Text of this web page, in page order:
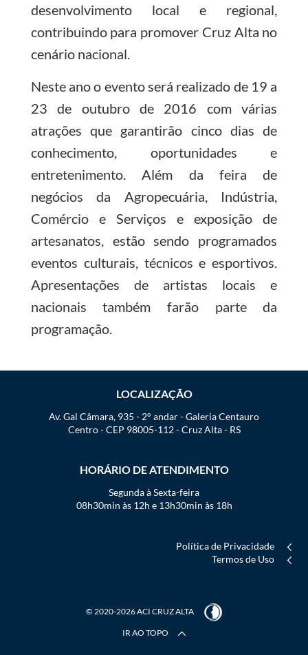
desenvolvimento local e regional,
contribuindo para promover Cruz Alta no
cenário nacional.
Neste ano o evento será realizado de 19 a
23 de outubro de 2016 com várias
atrações que garantirão cinco dias de
conhecimento, oportunidades e
entretenimento. Além da feira de
negócios da Agropecuária, Indústria,
Comércio e Serviços e exposição de
artesanatos, estão sendo programados
eventos culturais, técnicos e esportivos.
Apresentações de artistas locais e
nacionais também farão parte da
programação.
LOCALIZAÇÃO
Av. Gal Câmara, 935 - 2° andar - Galeria Centauro
Centro - CEP 98005-112 - Cruz Alta - RS
HORÁRIO DE ATENDIMENTO
Segunda à Sexta-feira
08h30min às 12h e 13h30min às 18h
Política de Privacidade
Termos de Uso
© 2020-2026 ACI CRUZ ALTA
IR AO TOPO